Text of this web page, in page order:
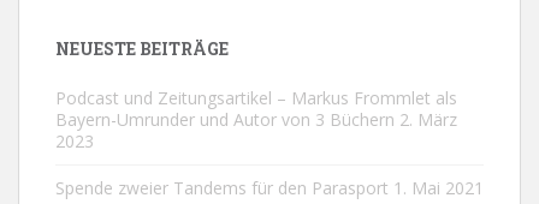
NEUESTE BEITRÄGE
Podcast und Zeitungsartikel – Markus Frommlet als
Bayern-Umrunder und Autor von 3 Büchern 2. März
2023
Spende zweier Tandems für den Parasport 1. Mai 2021